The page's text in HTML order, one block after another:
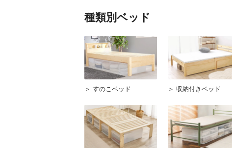
種類別ベッド
＞ すのこベッド ＞ 収納付きベッド